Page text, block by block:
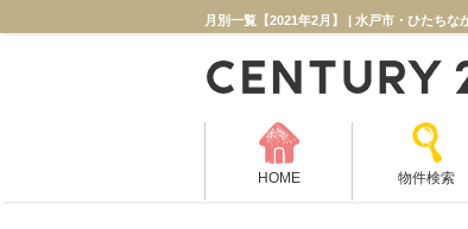
月別一覧【2021年2月】 | 水戸市・ひたちな
HOME 物件検索